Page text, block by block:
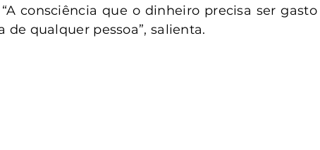
consciência que o dinheiro precisa ser gasto
qualquer pessoa”, salienta.